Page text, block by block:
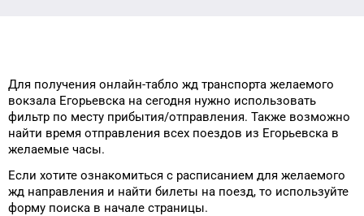
Для получения онлайн-табло жд транспорта желаемого
вокзала Егорьевска на сегодня нужно использовать
фильтр по месту прибытия/отправления. Также возможно
найти время отправления всех поездов из Егорьевска в
желаемые часы.
Если хотите ознакомиться с расписанием для желаемого
жд направления и найти билеты на поезд, то используйте
форму поиска в начале страницы.